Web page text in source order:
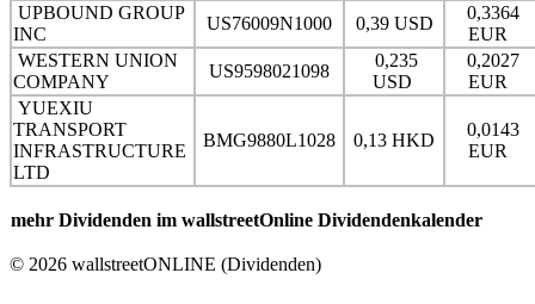
UPBOUND GROUP
INC
US76009N1000 0,39 USD
0,3364
EUR
WESTERN UNION
COMPANY
US9598021098
0,235
USD
0,2027
EUR
YUEXIU
TRANSPORT
INFRASTRUCTURE
LTD
BMG9880L1028 0,13 HKD
0,0143
EUR
mehr Dividenden im wallstreetOnline Dividendenkalender
© 2026 wallstreetONLINE (Dividenden)